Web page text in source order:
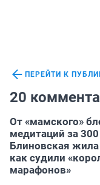
ПЕРЕЙТИ К
20
От «мамского»
медитаций за
Блиновская жила
как судили
марафонов»